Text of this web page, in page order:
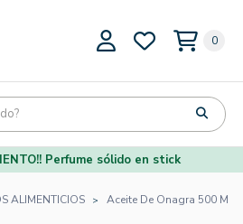
0
Perfume sólido en stick
ALIMENTICIOS Aceite De Onagra 500 Mg